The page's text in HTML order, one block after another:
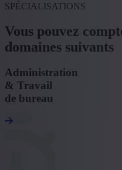
SPÉCIALISATIONS
Vous pouvez
domaines suivants
Administration
& Travail
de bureau